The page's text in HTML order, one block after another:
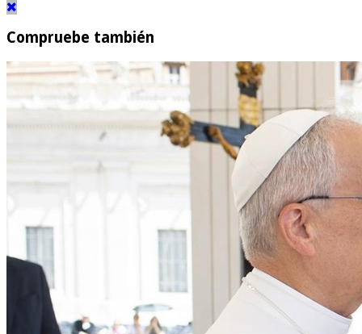
Compruebe también